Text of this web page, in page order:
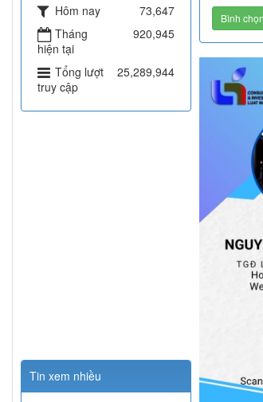
Hôm nay
73,647
Tháng
hiện tại
920,945
Tổng lượt
truy cập
25,289,944
Tin xem nhiều